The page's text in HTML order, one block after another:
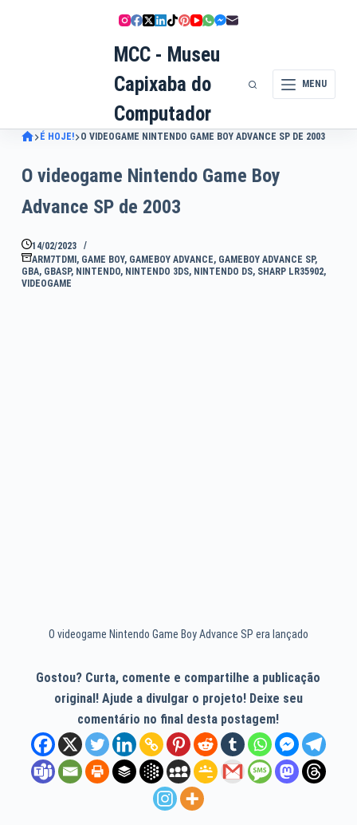
MCC - Museu
Capixaba do
Computador
MENU
É HOJE! O VIDEOGAME NINTENDO GAME BOY ADVANCE SP DE 2003
O videogame Nintendo Game Boy
Advance SP de 2003
14/02/2023
ARM7TDMI , GAME BOY, GAMEBOY ADVANCE, GAMEBOY ADVANCE SP,
GBA, GBASP, NINTENDO, NINTENDO 3DS, NINTENDO DS, SHARP LR35902,
VIDEOGAME
O videogame Nintendo Game Boy Advance SP era lançado
Gostou? Curta, comente e compartilhe a publicação
original! Ajude a divulgar o projeto! Deixe seu
comentário no final desta postagem!